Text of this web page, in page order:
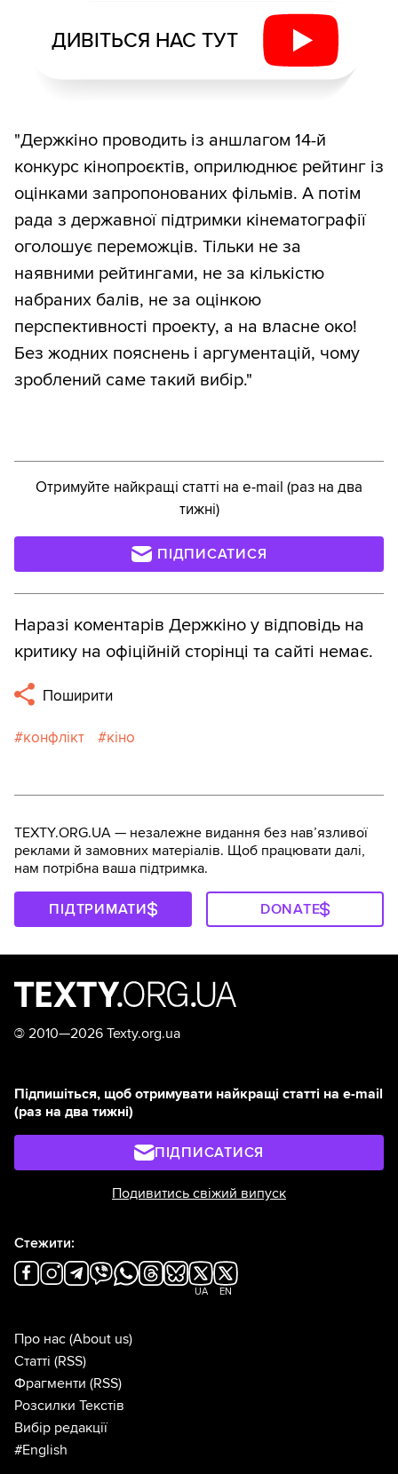
ДИВІТЬСЯ НАС ТУТ
"Держкіно проводить із аншлагом 14-й
конкурс кінопроєктів, оприлюднює рейтинг із
оцінками запропонованих фільмів. А потім
рада з державної підтримки кінематографії
оголошує переможців. Тільки не за
наявними рейтингами, не за кількістю
набраних балів, не за оцінкою
перспективності проекту, а на власне око!
Без жодних пояснень і аргументацій, чому
зроблений саме такий вибір."
Отримуйте найкращі статті на e-mail (раз на два
тижні)
ПІДПИСАТИСЯ
Наразі коментарів Держкіно у відповідь на
критику на офіційній сторінці та сайті немає.
Поширити
конфлікт кіно
TEXTY.ORG.UA — незалежне видання без навʼязливої
реклами й замовних матеріалів. Щоб працювати далі,
нам потрібна ваша підтримка.
ПІДТРИМАТИ DONATE
© 2010—2026 Texty.org.ua
Підпишіться, щоб отримувати найкращі статті на e-mail
(раз на два тижні)
ПІДПИСАТИСЯ
Подивитись свіжий випуск
Стежити:
UA EN
Про нас (About us)
Статті (RSS)
Фрагменти (RSS)
Розсилки Текстів
Вибір редакції
#English